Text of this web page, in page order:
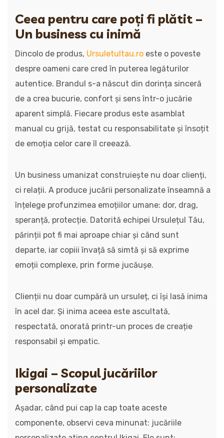
Ceea pentru care poți fi plătit –
Un business cu inimă
Dincolo de produs, Ursuletultau.ro este o poveste
despre oameni care cred în puterea legăturilor
autentice. Brandul s-a născut din dorința sinceră
de a crea bucurie, confort și sens într-o jucărie
aparent simplă. Fiecare produs este asamblat
manual cu grijă, testat cu responsabilitate și însoțit
de emoția celor care îl creează.
Un business umanizat construiește nu doar clienți,
ci relații. A produce jucării personalizate înseamnă a
înțelege profunzimea emoțiilor umane: dor, drag,
speranță, protecție. Datorită echipei Ursulețul Tău,
părinții pot fi mai aproape chiar și când sunt
departe, iar copiii învață să simtă și să exprime
emoții complexe, prin forme jucăușe.
Clienții nu doar cumpără un ursuleț, ci își lasă inima
în acel dar. Și inima aceea este ascultată,
respectată, onorată printr-un proces de creație
responsabil și empatic.
Ikigai – Scopul jucăriilor
personalizate
Așadar, când pui cap la cap toate aceste
componente, observi ceva minunat: jucăriile